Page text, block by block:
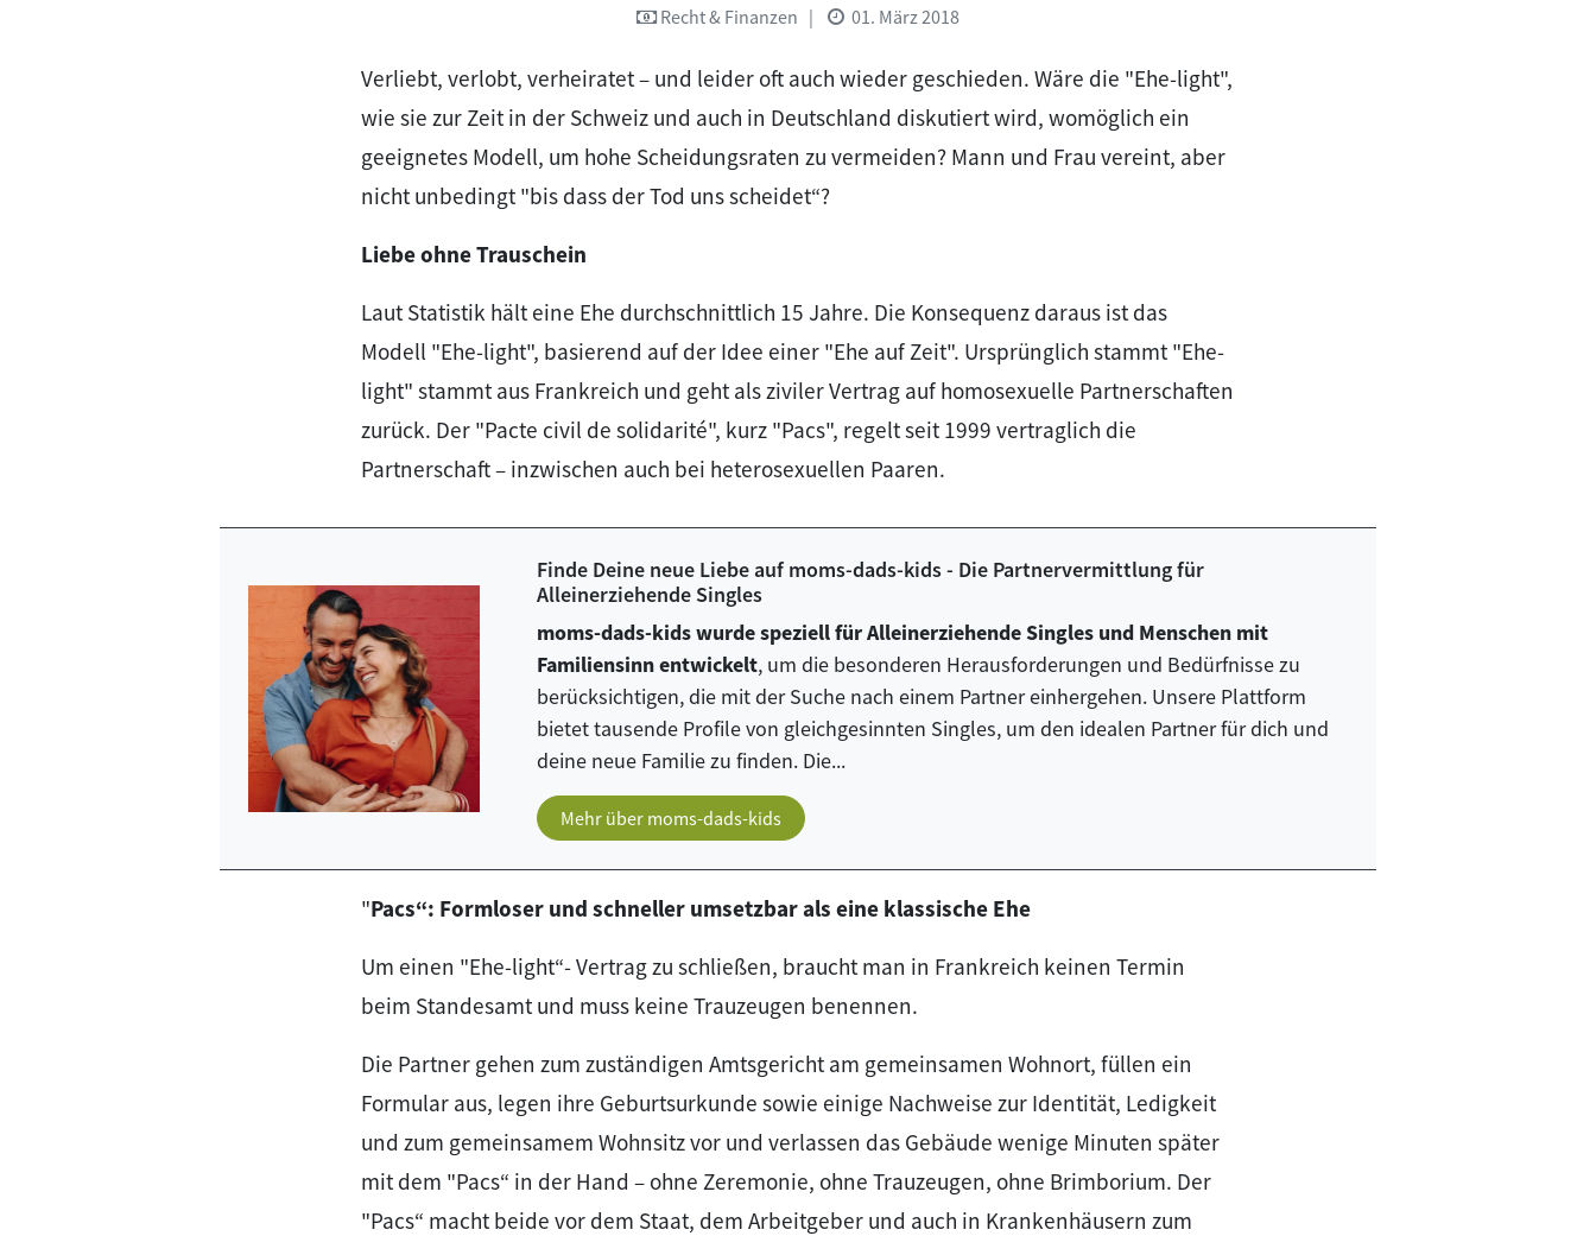
Recht & Finanzen | 01. März 2018
Verliebt, verlobt, verheiratet – und leider oft auch wieder geschieden. Wäre die "Ehe-light",
wie sie zur Zeit in der Schweiz und auch in Deutschland diskutiert wird, womöglich ein
geeignetes Modell, um hohe Scheidungsraten zu vermeiden? Mann und Frau vereint, aber
nicht unbedingt "bis dass der Tod uns scheidet“?
Liebe ohne Trauschein
Laut Statistik hält eine Ehe durchschnittlich 15 Jahre. Die Konsequenz daraus ist das
Modell "Ehe-light", basierend auf der Idee einer "Ehe auf Zeit". Ursprünglich stammt "Ehe-
light" stammt aus Frankreich und geht als ziviler Vertrag auf homosexuelle Partnerschaften
zurück. Der "Pacte civil de solidarité", kurz "Pacs", regelt seit 1999 vertraglich die
Partnerschaft – inzwischen auch bei heterosexuellen Paaren.
Finde Deine neue Liebe auf moms-dads-kids - Die Partnervermittlung für
Alleinerziehende Singles
moms-dads-kids wurde speziell für Alleinerziehende Singles und Menschen mit
Familiensinn entwickelt, um die besonderen Herausforderungen und Bedürfnisse zu
berücksichtigen, die mit der Suche nach einem Partner einhergehen. Unsere Plattform
bietet tausende Profile von gleichgesinnten Singles, um den idealen Partner für dich und
deine neue Familie zu finden. Die...
Mehr über moms-dads-kids
"Pacs“: Formloser und schneller umsetzbar als eine klassische Ehe
Um einen "Ehe-light“- Vertrag zu schließen, braucht man in Frankreich keinen Termin
beim Standesamt und muss keine Trauzeugen benennen.
Die Partner gehen zum zuständigen Amtsgericht am gemeinsamen Wohnort, füllen ein
Formular aus, legen ihre Geburtsurkunde sowie einige Nachweise zur Identität, Ledigkeit
und zum gemeinsamem Wohnsitz vor und verlassen das Gebäude wenige Minuten später
mit dem "Pacs“ in der Hand – ohne Zeremonie, ohne Trauzeugen, ohne Brimborium. Der
"Pacs“ macht beide vor dem Staat, dem Arbeitgeber und auch in Krankenhäusern zum